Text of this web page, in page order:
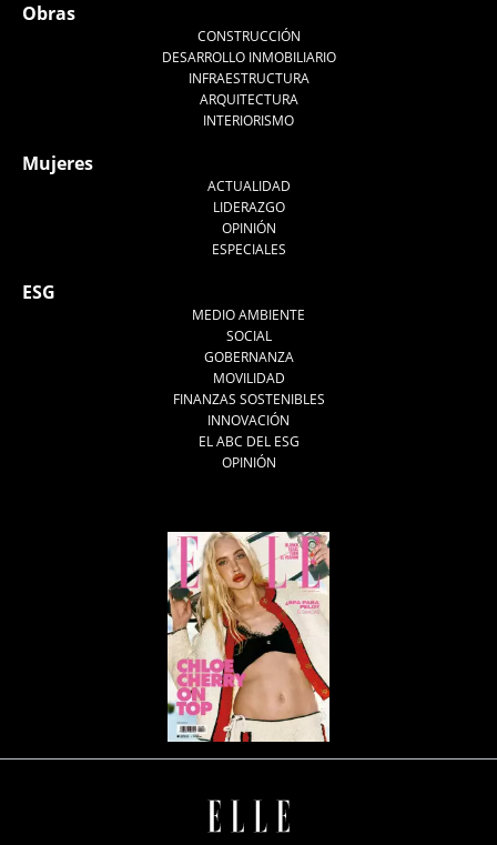
Obras
CONSTRUCCIÓN
DESARROLLO INMOBILIARIO
INFRAESTRUCTURA
ARQUITECTURA
INTERIORISMO
Mujeres
ACTUALIDAD
LIDERAZGO
OPINIÓN
ESPECIALES
ESG
MEDIO AMBIENTE
SOCIAL
GOBERNANZA
MOVILIDAD
FINANZAS SOSTENIBLES
INNOVACIÓN
EL ABC DEL ESG
OPINIÓN